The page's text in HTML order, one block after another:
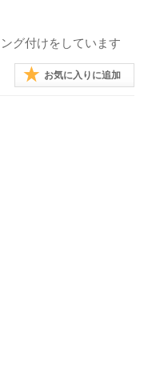
グ付けをしています
お気に入りに追加